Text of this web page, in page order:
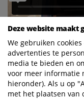
BUILT TO
Deze website maakt
We gebruiken
advertenties te
media te bieden en
voor meer informatie
hieronder). Als u op
met het plaatsen van